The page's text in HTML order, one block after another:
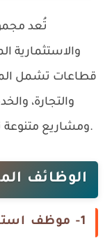
تُعد
قطاعات تشمل
والتجارة،
ومشاريع متنوعة تقدم خدمات متكاملة للسوق القطري.
الوظائف
1- موظف استقبال (خلفية طبية مطلوبة)